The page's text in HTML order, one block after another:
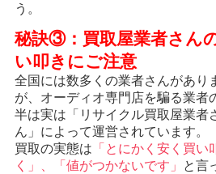
う。
秘訣③：買取屋業者さん
い叩きにご注意
全国には数多くの業者さんがあり
が、オーディオ専門店を騙る業者
半は実は「リサイクル買取屋業者
ん」によって運営されています。
買取の実態は 「とにかく安く買い
く」、「値がつかないです」
と言